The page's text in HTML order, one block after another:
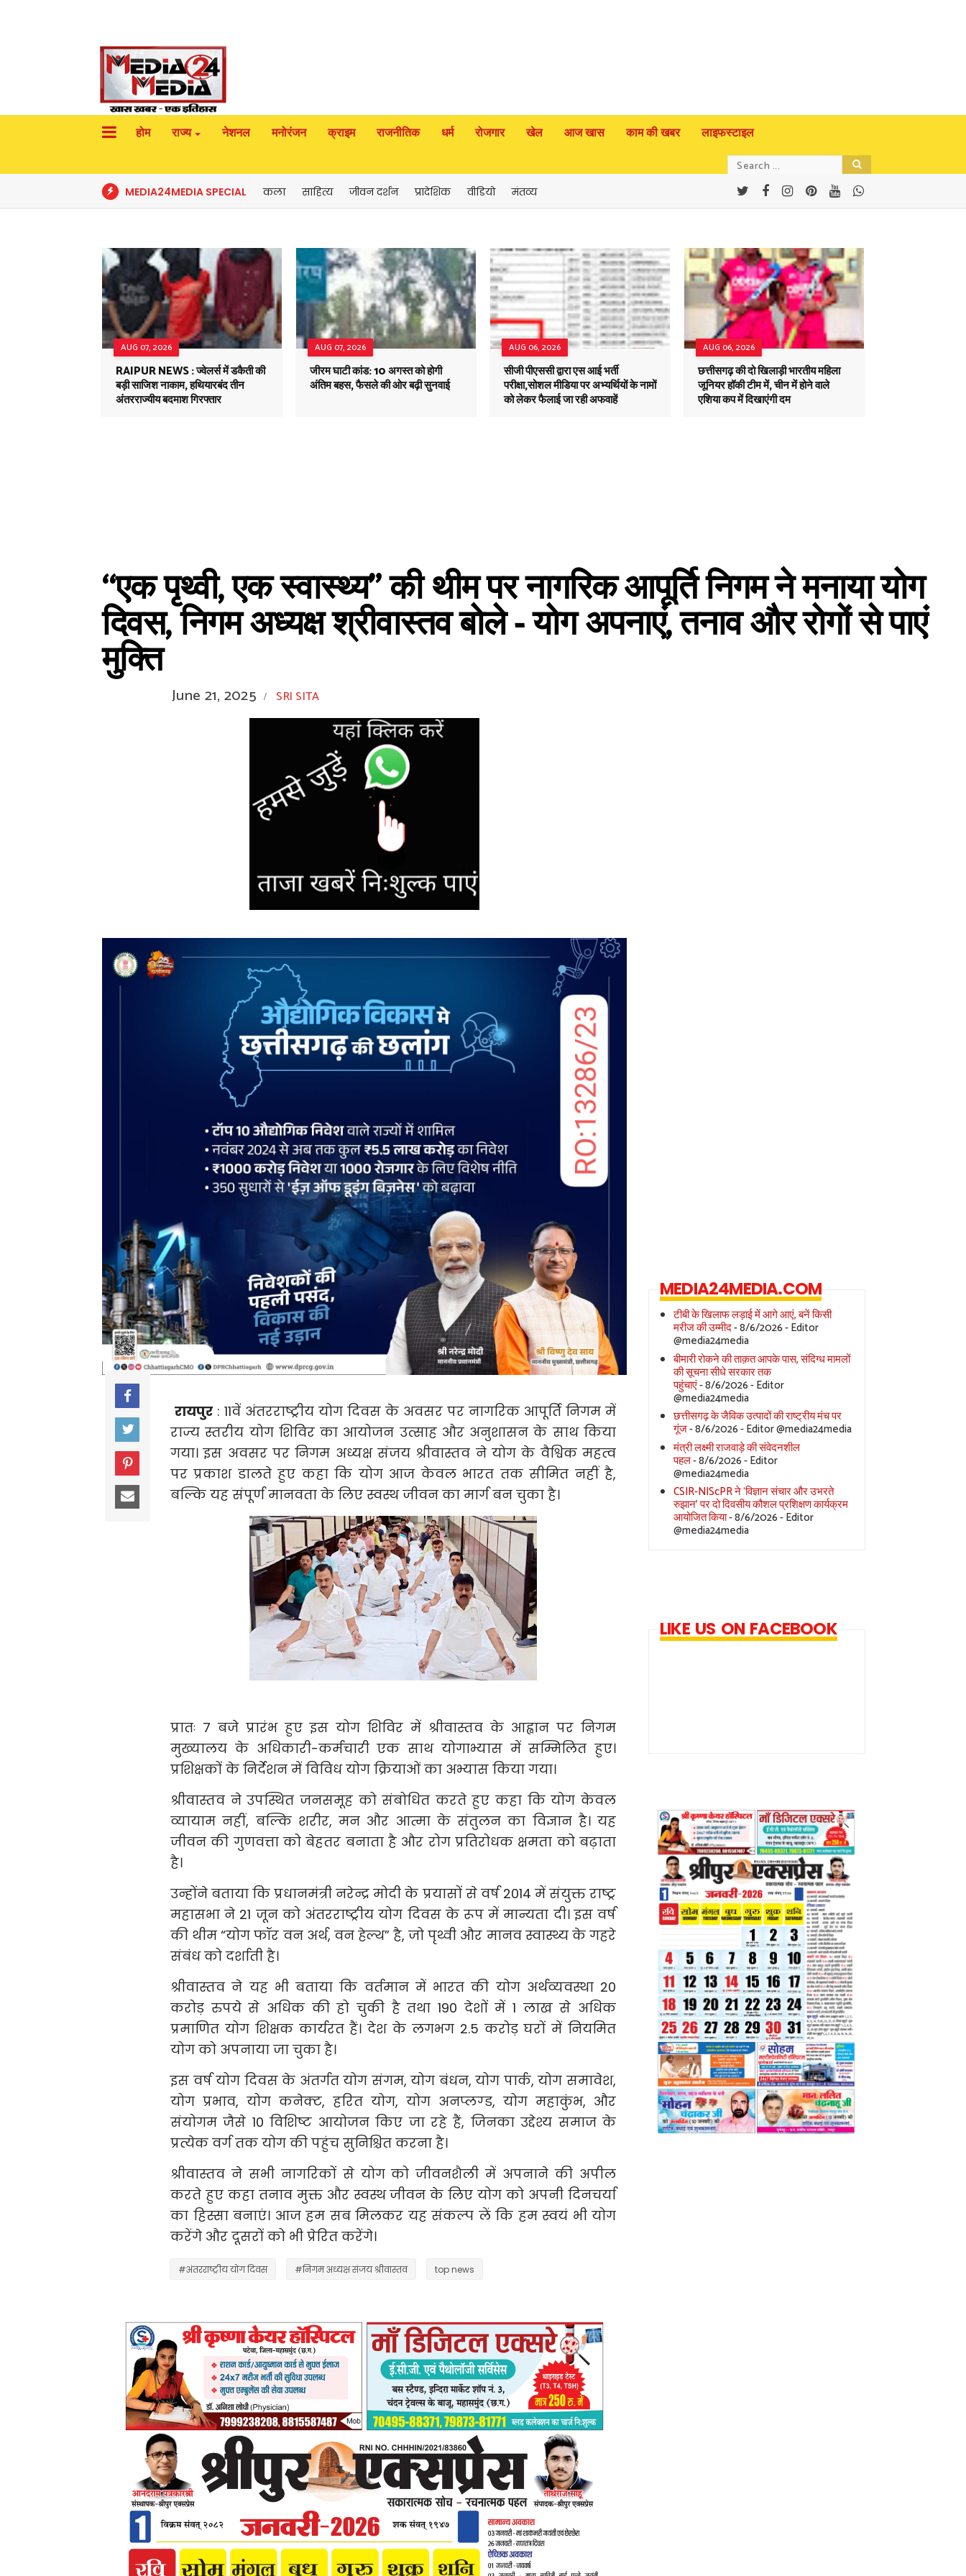
होम राज्य नेशनल मनोरंजन क्राइम राजनीतिक धर्म रोजगार खेल आज खास काम की खबर लाइफस्टाइल
MEDIA24MEDIA SPECIAL कला साहित्य जीवन दर्शन प्रादेशिक वीडियो मंतव्य
AUG 07, 2026
RAIPUR NEWS : ज्वेलर्स में डकैती की
बड़ी साजिश नाकाम, हथियारबंद तीन
अंतरराज्यीय बदमाश गिरफ्तार
AUG 07, 2026
जीरम घाटी कांड: 10 अगस्त को होगी
अंतिम बहस, फैसले की ओर बढ़ी सुनवाई
AUG 06, 2026
सीजी पीएससी द्वारा एस आई भर्ती
परीक्षा,सोशल मीडिया पर अभ्यर्थियों के नामों
को लेकर फैलाई जा रही अफवाहें
AUG 06, 2026
छत्तीसगढ़ की दो खिलाड़ी भारतीय महिला
जूनियर हॉकी टीम में, चीन में होने वाले
एशिया कप में दिखाएंगी दम
“एक पृथ्वी, एक स्वास्थ्य” की थीम पर नागरिक आपूर्ति निगम ने मनाया योग
दिवस, निगम अध्यक्ष श्रीवास्तव बोले - योग अपनाएं, तनाव और रोगों से पाएं
मुक्ति
June 21, 2025 / SRI SITA
रायपुर : 11वें अंतरराष्ट्रीय योग दिवस के अवसर पर नागरिक आपूर्ति निगम में
राज्य स्तरीय योग शिविर का आयोजन उत्साह और अनुशासन के साथ किया
गया। इस अवसर पर निगम अध्यक्ष संजय श्रीवास्तव ने योग के वैश्विक महत्व
पर प्रकाश डालते हुए कहा कि योग आज केवल भारत तक सीमित नहीं है,
बल्कि यह संपूर्ण मानवता के लिए स्वस्थ जीवन का मार्ग बन चुका है।
प्रातः 7 बजे प्रारंभ हुए इस योग शिविर में श्रीवास्तव के आह्वान पर निगम
मुख्यालय के अधिकारी-कर्मचारी एक साथ योगाभ्यास में सम्मिलित हुए।
प्रशिक्षकों के निर्देशन में विविध योग क्रियाओं का अभ्यास किया गया।
श्रीवास्तव ने उपस्थित जनसमूह को संबोधित करते हुए कहा कि योग केवल
व्यायाम नहीं, बल्कि शरीर, मन और आत्मा के संतुलन का विज्ञान है। यह
जीवन की गुणवत्ता को बेहतर बनाता है और रोग प्रतिरोधक क्षमता को बढ़ाता
है।
उन्होंने बताया कि प्रधानमंत्री नरेन्द्र मोदी के प्रयासों से वर्ष 2014 में संयुक्त राष्ट्र
महासभा ने 21 जून को अंतरराष्ट्रीय योग दिवस के रूप में मान्यता दी। इस वर्ष
की थीम “योग फॉर वन अर्थ, वन हेल्थ” है, जो पृथ्वी और मानव स्वास्थ्य के गहरे
संबंध को दर्शाती है।
श्रीवास्तव ने यह भी बताया कि वर्तमान में भारत की योग अर्थव्यवस्था 20
करोड़ रुपये से अधिक की हो चुकी है तथा 190 देशों में 1 लाख से अधिक
प्रमाणित योग शिक्षक कार्यरत हैं। देश के लगभग 2.5 करोड़ घरों में नियमित
योग को अपनाया जा चुका है।
इस वर्ष योग दिवस के अंतर्गत योग संगम, योग बंधन, योग पार्क, योग समावेश,
योग प्रभाव, योग कनेक्ट, हरित योग, योग अनप्लग्ड, योग महाकुंभ, और
संयोगम जैसे 10 विशिष्ट आयोजन किए जा रहे हैं, जिनका उद्देश्य समाज के
प्रत्येक वर्ग तक योग की पहुंच सुनिश्चित करना है।
श्रीवास्तव ने सभी नागरिकों से योग को जीवनशैली में अपनाने की अपील
करते हुए कहा तनाव मुक्त और स्वस्थ जीवन के लिए योग को अपनी दिनचर्या
का हिस्सा बनाएं। आज हम सब मिलकर यह संकल्प लें कि हम स्वयं भी योग
करेंगे और दूसरों को भी प्रेरित करेंगे।
#अंतरराष्ट्रीय योग दिवस #निगम अध्यक्ष संजय श्रीवास्तव top news
MEDIA24MEDIA.COM
टीबी के खिलाफ लड़ाई में आगे आएं, बनें किसी
मरीज की उम्मीद- 8/6/2026- Editor
@media24media
बीमारी रोकने की ताक़त आपके पास, संदिग्ध मामलों
की सूचना सीधे सरकार तक
पहुंचाएं- 8/6/2026- Editor
@media24media
छत्तीसगढ़ के जैविक उत्पादों की राष्ट्रीय मंच पर
गूंज- 8/6/2026- Editor @media24media
मंत्री लक्ष्मी राजवाड़े की संवेदनशील
पहल- 8/6/2026- Editor
@media24media
CSIR-NIScPR ने ‘विज्ञान संचार और उभरते
रुझान’ पर दो दिवसीय कौशल प्रशिक्षण कार्यक्रम
आयोजित किया- 8/6/2026- Editor
@media24media
LIKE US ON FACEBOOK